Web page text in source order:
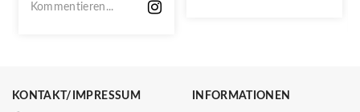
Kommentieren...
KONTAKT/IMPRESSUM INFORMATIONEN